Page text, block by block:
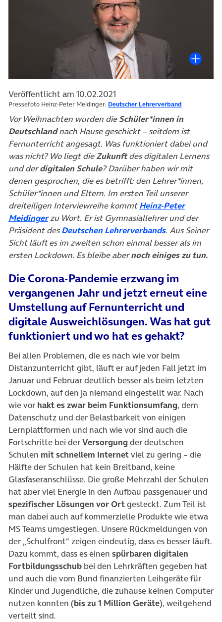
Veröffentlicht am 10.02.2021
Pressefoto Heinz-Peter Meidinger: Deutscher Lehrerverband
Vor Weihnachten wurden dieSchüler*innen in
Deutschlandnach Hause geschickt – seitdem ist
Fernunterricht angesagt. Was funktioniert dabei und
was nicht? Wo liegt dieZukunftdes digitalen Lernens
und derdigitalen Schule? Darüber haben wir mit
denen gesprochen, die es betrifft: den Lehrer*innen,
Schüler*innen und Eltern. Im ersten Teil unserer
dreiteiligen Interviewreihe kommtHeinz-Peter
Meidinger(öffnet in neuem Tab)
zu Wort. Er ist Gymnasiallehrer und der
Präsident desDeutschen Lehrerverbands(öffnet in
. Aus Seiner
Sicht läuft es im zweiten schon einmal besser als im
ersten Lockdown. Es bleibe abernoch einiges zu tun.
Die Corona-Pandemie erzwang im
vergangenen Jahr und jetzt erneut eine
Umstellung auf Fernunterricht und
digitale Ausweichlösungen. Was hat gut
funktioniert und wo hat es gehakt?
Bei allen Problemen, die es nach wie vor beim
Distanzunterricht gibt, läuft er auf jeden Fall jetzt im
Januar und Februar deutlich besser als beim letzten
Lockdown, auf den ja niemand eingestellt war. Nach
wie vor hakt es zwar beim Funktionsumfang, dem
Datenschutz und der Belastbarkeit von einigen
Lernplattformen und nach wie vor sind auch die
Fortschritte bei derVersorgung der deutschen
Schulen mit schnellem Internetviel zu gering – die
Hälfte der Schulen hat kein Breitband, keine
Glasfaseranschlüsse. Die große Mehrzahl der Schulen
hat aber viel Energie in den Aufbau passgenauer und
spezifischer Lösungen vor Ortgesteckt. Zum Teil ist
man dabei auch auf kommerzielle Produkte wie etwa
MS Teams umgestiegen. Unsere Rückmeldungen von
der „Schulfront“ zeigen eindeutig, dass es besser läuft.
Dazu kommt, dass es einen spürbaren digitalen
Fortbildungsschub bei den Lehrkräften gegeben hat
und auch die vom Bund finanzierten Leihgeräte für
Kinder und Jugendliche, die zuhause keinen Computer
nutzen konnten (bis zu 1 Million Geräte), weitgehend
verteilt sind.